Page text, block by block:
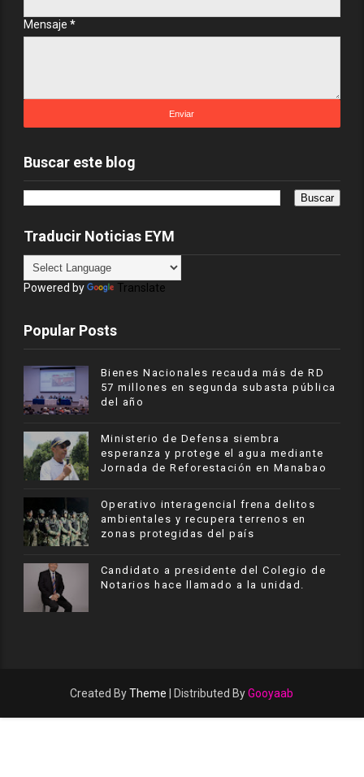
Mensaje *
Buscar este blog
Traducir Noticias EYM
Powered by Translate
Popular Posts
Bienes Nacionales recauda más de RD
57 millones en segunda subasta pública
del año
Ministerio de Defensa siembra
esperanza y protege el agua mediante
Jornada de Reforestación en Manabao
Operativo interagencial frena delitos
ambientales y recupera terrenos en
zonas protegidas del país
Candidato a presidente del Colegio de
Notarios hace llamado a la unidad.
Created ByTheme | Distributed ByGooyaab